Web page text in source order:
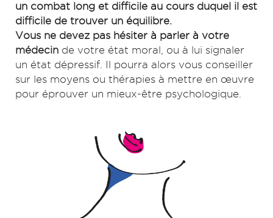
un combat long et difficile au cours duquel il est
difficile de trouver un équilibre.
Vous ne devez pas hésiter à parler à votre
médecin de votre état moral, ou à lui signaler
un état dépressif. Il pourra alors vous conseiller
sur les moyens ou thérapies à mettre en œuvre
pour éprouver un mieux-être psychologique.